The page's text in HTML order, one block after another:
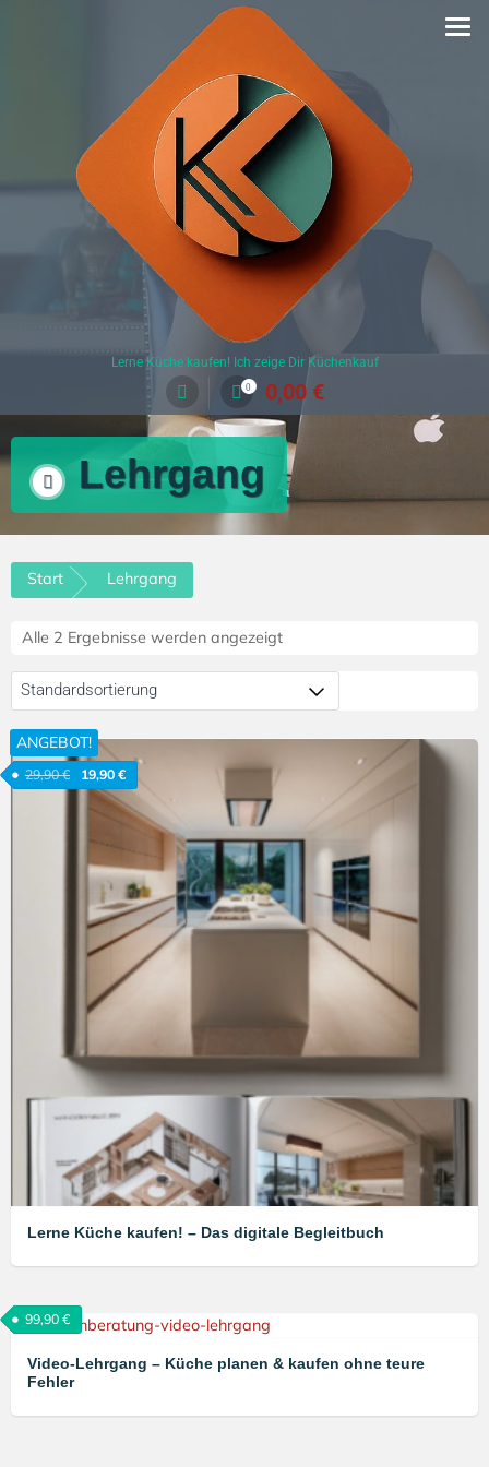
Lerne Küche kaufen! Ich zeige Dir Küchenkauf
0 0,00 €
Lehrgang
Start Lehrgang
Alle 2 Ergebnisse werden angezeigt
ANGEBOT!
Lerne Küche kaufen! – Das digitale Begleitbuch
29,90€ 19,90 €
Video-Lehrgang – Küche planen & kaufen ohne teure
Fehler
99,90 €